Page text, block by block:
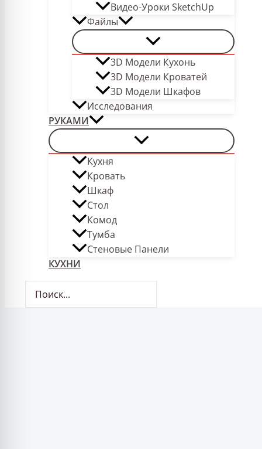
Видео-Уроки SketchUp
Файлы
3D Модели Кухонь
3D Модели Кроватей
3D Модели Шкафов
Исследования
РУКАМИ
Кухня
Кровать
Шкаф
Стол
Комод
Тумба
Стеновые Панели
КУХНИ